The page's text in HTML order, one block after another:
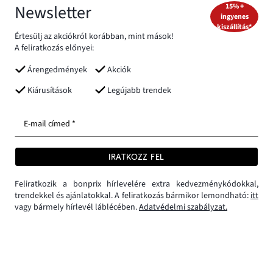
Newsletter
Értesülj az akciókról korábban, mint mások!
A feliratkozás előnyei:
Árengedmények
Akciók
Kiárusítások
Legújabb trendek
15% +
ingyenes
kiszállítás*
E-mail címed *
IRATKOZZ FEL
Feliratkozik a bonprix hírlevelére extra kedvezménykódokkal,
trendekkel és ajánlatokkal. A feliratkozás bármikor lemondható:itt
vagy bármely hírlevél láblécében.Adatvédelmi szabályzat.